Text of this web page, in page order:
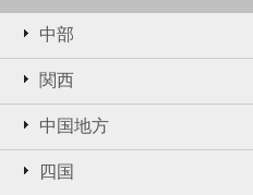
中部
関西
中国地方
四国